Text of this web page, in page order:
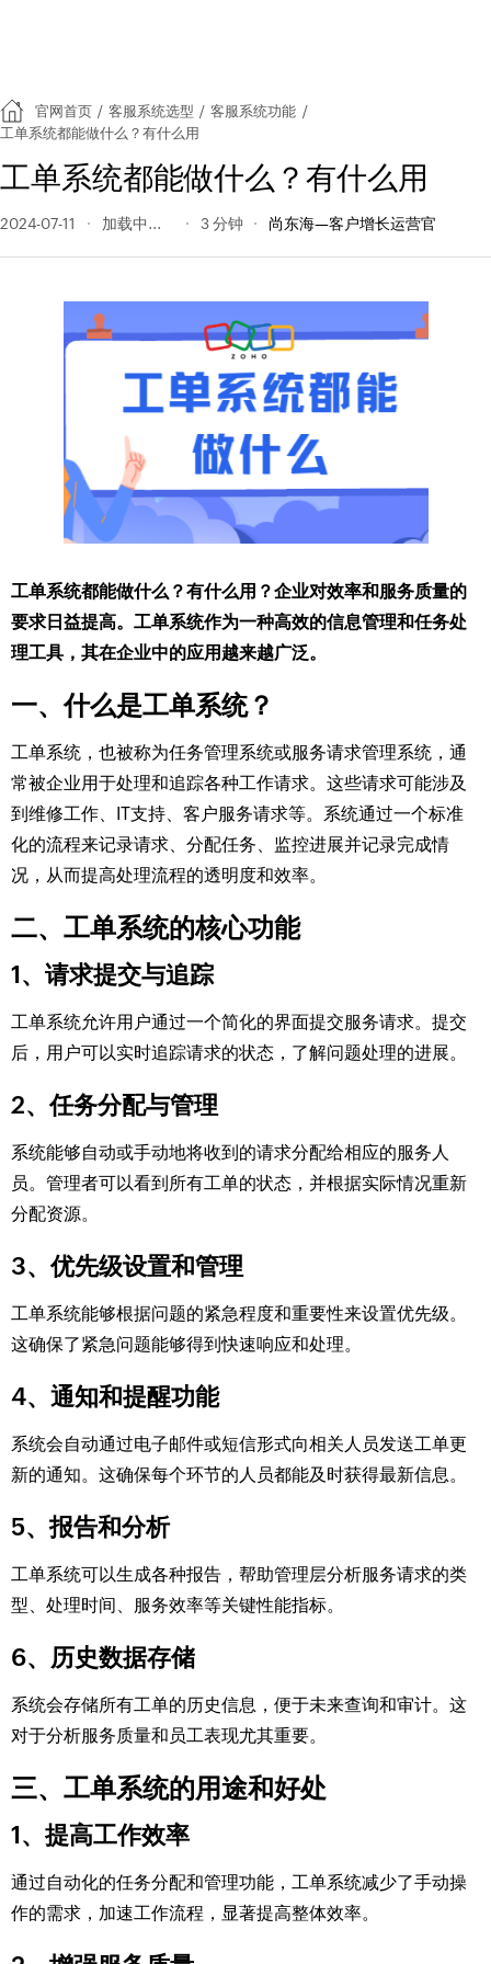
官网首页 / 客服系统选型 / 客服系统功能 /
工单系统都能做什么？有什么用
工单系统都能做什么？有什么用
2024-07-11 175 阅读量 3 分钟 尚东海—客户增长运营官
工单系统都能做什么？有什么用？企业对效率和服务质量的
要求日益提高。工单系统作为一种高效的信息管理和任务处
理工具，其在企业中的应用越来越广泛。
一、什么是工单系统？
工单系统，也被称为任务管理系统或服务请求管理系统，通
常被企业用于处理和追踪各种工作请求。这些请求可能涉及
到维修工作、IT支持、客户服务请求等。系统通过一个标准
化的流程来记录请求、分配任务、监控进展并记录完成情
况，从而提高处理流程的透明度和效率。
二、工单系统的核心功能
1、请求提交与追踪
工单系统允许用户通过一个简化的界面提交服务请求。提交
后，用户可以实时追踪请求的状态，了解问题处理的进展。
2、任务分配与管理
系统能够自动或手动地将收到的请求分配给相应的服务人
员。管理者可以看到所有工单的状态，并根据实际情况重新
分配资源。
3、优先级设置和管理
工单系统能够根据问题的紧急程度和重要性来设置优先级。
这确保了紧急问题能够得到快速响应和处理。
4、通知和提醒功能
系统会自动通过电子邮件或短信形式向相关人员发送工单更
新的通知。这确保每个环节的人员都能及时获得最新信息。
5、报告和分析
工单系统可以生成各种报告，帮助管理层分析服务请求的类
型、处理时间、服务效率等关键性能指标。
6、历史数据存储
系统会存储所有工单的历史信息，便于未来查询和审计。这
对于分析服务质量和员工表现尤其重要。
三、工单系统的用途和好处
1、提高工作效率
通过自动化的任务分配和管理功能，工单系统减少了手动操
作的需求，加速工作流程，显著提高整体效率。